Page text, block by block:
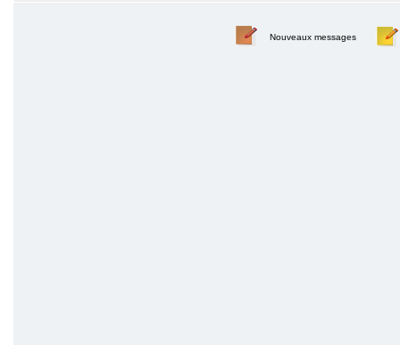
Nouveaux messages